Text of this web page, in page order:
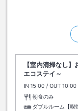
【室内清掃なし
エコステイ～
IN チェックイン
15:00 / OUT チェ
10:00
朝食のみ
ダブルルーム【喫